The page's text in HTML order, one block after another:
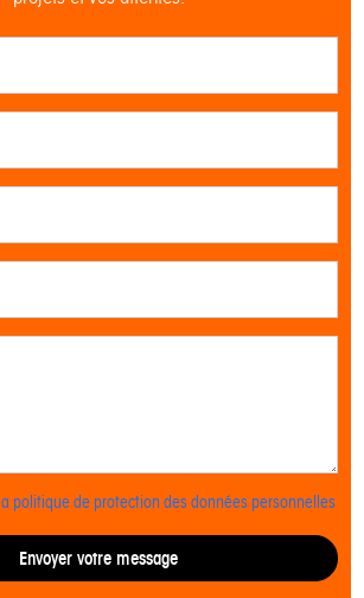
la politique de protection des données personnelles
Envoyer votre message